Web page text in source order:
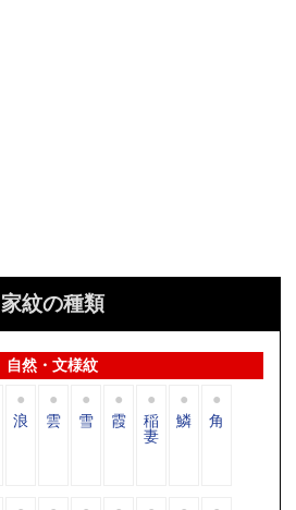
家紋の種類
自然・文様紋
浪 雲 雪 霞 稲
妻
鱗 角